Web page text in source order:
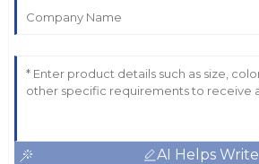
AI Helps Write